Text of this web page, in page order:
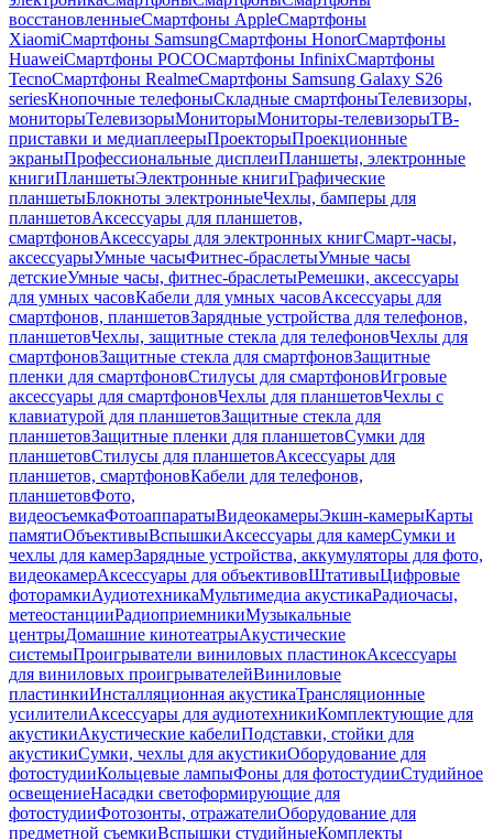
восстановленныеСмартфоны AppleСмартфоны
XiaomiСмартфоны SamsungСмартфоны HonorСмартфоны
HuaweiСмартфоны POCOСмартфоны InfinixСмартфоны
TecnoСмартфоны RealmeСмартфоны Samsung Galaxy S26
seriesКнопочные телефоныСкладные смартфоныТелевизоры,
мониторыТелевизорыМониторыМониторы-телевизорыТВ-
приставки и медиаплеерыПроекторыПроекционные
экраныПрофессиональные дисплеиПланшеты, электронные
книгиПланшетыЭлектронные книгиГрафические
планшетыБлокноты электронныеЧехлы, бамперы для
планшетовАксессуары для планшетов,
смартфоновАксессуары для электронных книгСмарт-часы,
аксессуарыУмные часыФитнес-браслетыУмные часы
детскиеУмные часы, фитнес-браслетыРемешки, аксессуары
для умных часовКабели для умных часовАксессуары для
смартфонов, планшетовЗарядные устройства для телефонов,
планшетовЧехлы, защитные стекла для телефоновЧехлы для
смартфоновЗащитные стекла для смартфоновЗащитные
пленки для смартфоновСтилусы для смартфоновИгровые
аксессуары для смартфоновЧехлы для планшетовЧехлы с
клавиатурой для планшетовЗащитные стекла для
планшетовЗащитные пленки для планшетовСумки для
планшетовСтилусы для планшетовАксессуары для
планшетов, смартфоновКабели для телефонов,
планшетовФото,
видеосъемкаФотоаппаратыВидеокамерыЭкшн-камерыКарты
памятиОбъективыВспышкиАксессуары для камерСумки и
чехлы для камерЗарядные устройства, аккумуляторы для фото,
видеокамерАксессуары для объективовШтативыЦифровые
фоторамкиАудиотехникаМультимедиа акустикаРадиочасы,
метеостанцииРадиоприемникиМузыкальные
центрыДомашние кинотеатрыАкустические
системыПроигрыватели виниловых пластинокАксессуары
для виниловых проигрывателейВиниловые
пластинкиИнсталляционная акустикаТрансляционные
усилителиАксессуары для аудиотехникиКомплектующие для
акустикиАкустические кабелиПодставки, стойки для
акустикиСумки, чехлы для акустикиОборудование для
фотостудииКольцевые лампыФоны для фотостудииСтудийное
освещениеНасадки светоформирующие для
фотостудииФотозонты, отражателиОборудование для
предметной съемкиВспышки студийныеКомплекты